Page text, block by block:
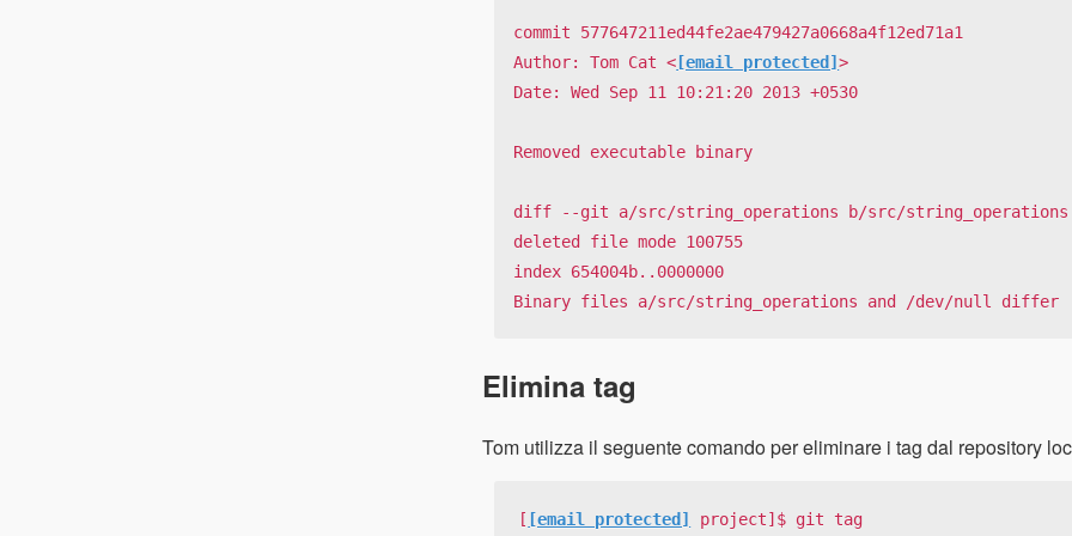
commit 577647211ed44fe2ae479427a0668a4f12ed71a1
Author: Tom Cat < [email protected]>
Date: Wed Sep 11 10:21:20 2013 +0530
Removed executable binary
diff --git a/src/string_operations b/src/string_operations
deleted file mode 100755
index 654004b..0000000
Binary files a/src/string_operations and /dev/null differ
Elimina tag
Tom utilizza il seguente comando per eliminare i tag dal repository
[ [email protected] project]$ git tag